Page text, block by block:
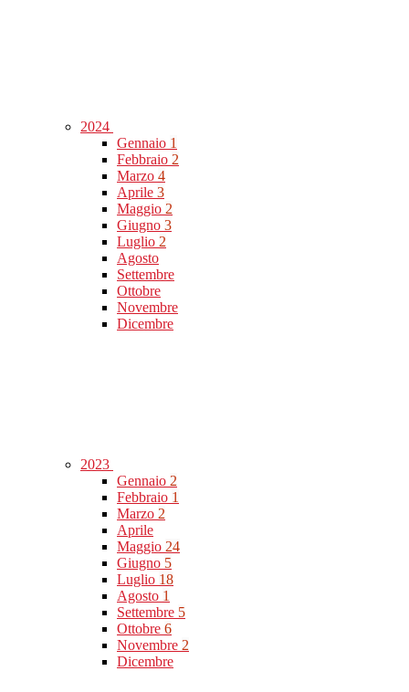
2024
Gennaio 1
Febbraio 2
Marzo 4
Aprile 3
Maggio 2
Giugno 3
Luglio 2
Agosto
Settembre
Ottobre
Novembre
Dicembre
2023
Gennaio 2
Febbraio 1
Marzo 2
Aprile
Maggio 24
Giugno 5
Luglio 18
Agosto 1
Settembre 5
Ottobre 6
Novembre 2
Dicembre